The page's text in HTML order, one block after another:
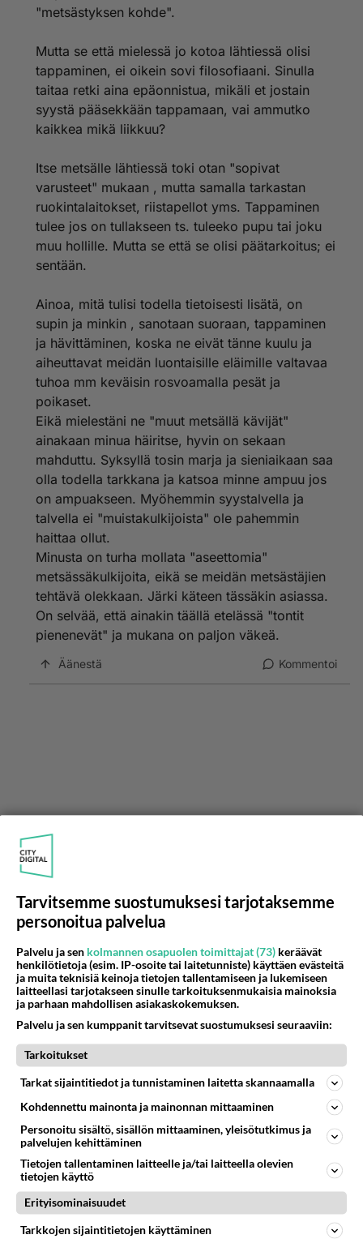
"metsästyksen kohde".
Mutta se että mielessä jo kotoa lähtiessä olisi
tappaminen, ei oikein sovi filosofiaani. Sinulla
taitaa retki aina epäonnistua, mikäli et jostain
syystä pääsekkään tappamaan, vai ammutko
kaikkea mikä liikkuu?
Itse metsälle lähtiessä toki otan "sopivat
varusteet" mukaan , mutta samalla tarkastan
ruokintalaitokset, riistapellot yms. Tappaminen
tulee jos on tullakseen ts. tuleeko pupu tai joku
muu hollille. Mutta se että se olisi päätarkoitus; ei
sentään.
Ainoa, mitä tulisi todella tietoisesti lisätä, on
supin ja minkin , sanotaan suoraan, tappaminen
ja hävittäminen, koska ne eivät tänne kuulu ja
aiheuttavat meidän luontaisille eläimille valtavaa
tuhoa mm keväisin rosvoamalla pesät ja
poikaset.
Eikä mielestäni ne "muut metsällä kävijät"
ainakaan minua häiritse, hyvin on sekaan
mahduttu. Syksyllä tosin marja ja sieniaikaan saa
olla todella tarkkana ja katsoa minne ampuu jos
on ampuakseen. Myöhemmin syystalvella ja
talvella ei "muistakulkijoista" ole pahemmin
haittaa ollut.
Minusta on turha mollata "aseettomia"
metsässäkulkijoita, eikä se meidän metsästäjien
tehtävä olekkaan. Järki käteen tässäkin asiassa.
On selvää, että ainakin täällä etelässä "tontit
pienenevät" ja mukana on paljon väkeä.
Äänestä Kommentoi
siivooja
Tarvitsemme suostumuksesi tarjotaksemme
personoitua palvelua
Palvelu ja sen kolmannen osapuolen toimittajat (73) keräävät
henkilötietoja (esim. IP-osoite tai laitetunniste) käyttäen evästeitä
ja muita teknisiä keinoja tietojen tallentamiseen ja lukemiseen
laitteellasi tarjotakseen sinulle tarkoituksenmukaisia mainoksia
ja parhaan mahdollisen asiakaskokemuksen.
Palvelu ja sen kumppanit tarvitsevat suostumuksesi seuraaviin:
Tarkoitukset
Tarkat sijaintitiedot ja tunnistaminen laitetta skannaamalla
Kohdennettu mainonta ja mainonnan mittaaminen
Personoitu sisältö, sisällön mittaaminen, yleisötutkimus ja
palvelujen kehittäminen
Tietojen tallentaminen laitteelle ja/tai laitteella olevien
tietojen käyttö
Erityisominaisuudet
Tarkkojen sijaintitietojen käyttäminen